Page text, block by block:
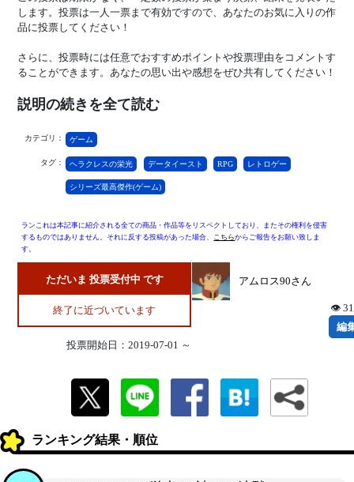
します。投票は一人一票まで有効ですので、あなたのお気に入りの作
品に投票してください！
さらに、投票時には任意でおすすめポイントや投票理由をコメントす
ることができます。あなたの思い出や感想をぜひ共有してください！
説明の続きを全て読む
カテゴリ： ゲーム
タグ： ヘラクレスの栄光 データイースト RPG レトロゲー
シリーズ最高傑作(ゲーム)
ランこれは本記事に紹介される全ての商品・作品等をリスペクトしており、またその権利を侵害
するものではありません。それに反する投稿があった場合、 こちらからご報告をお願い致しま
す。
ただいま 投票受付中 です
終了に近づいています
投票開始日：2019-07-01 ～
アムロス90さん
👁
編
ランキング結果・順位